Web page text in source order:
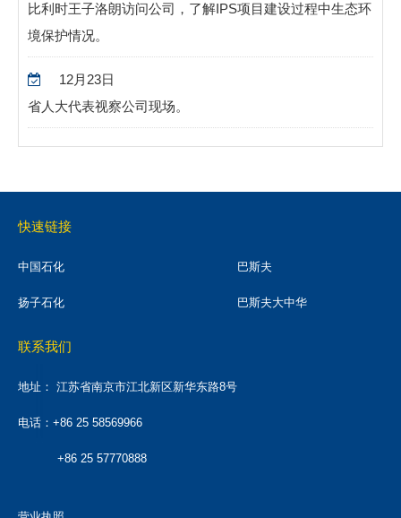
比利时王子洛朗访问公司，了解IPS项目建设过程中生态环
境保护情况。
12月23日
省人大代表视察公司现场。
快速链接
中国石化 巴斯夫
扬子石化 巴斯夫大中华
联系我们
地址： 江苏省南京市江北新区新华东路8号
电话：+86 25 58569966
+86 25 57770888